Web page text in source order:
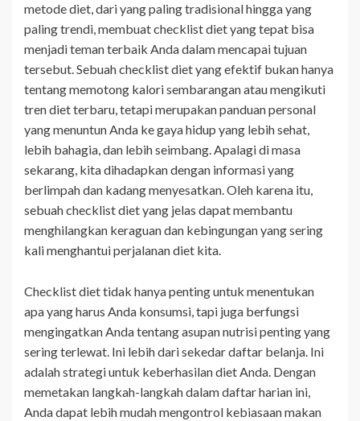
metode diet, dari yang paling tradisional hingga yang
paling trendi, membuat checklist diet yang tepat bisa
menjadi teman terbaik Anda dalam mencapai tujuan
tersebut. Sebuah checklist diet yang efektif bukan hanya
tentang memotong kalori sembarangan atau mengikuti
tren diet terbaru, tetapi merupakan panduan personal
yang menuntun Anda ke gaya hidup yang lebih sehat,
lebih bahagia, dan lebih seimbang. Apalagi di masa
sekarang, kita dihadapkan dengan informasi yang
berlimpah dan kadang menyesatkan. Oleh karena itu,
sebuah checklist diet yang jelas dapat membantu
menghilangkan keraguan dan kebingungan yang sering
kali menghantui perjalanan diet kita.
Checklist diet tidak hanya penting untuk menentukan
apa yang harus Anda konsumsi, tapi juga berfungsi
mengingatkan Anda tentang asupan nutrisi penting yang
sering terlewat. Ini lebih dari sekedar daftar belanja. Ini
adalah strategi untuk keberhasilan diet Anda. Dengan
memetakan langkah-langkah dalam daftar harian ini,
Anda dapat lebih mudah mengontrol kebiasaan makan